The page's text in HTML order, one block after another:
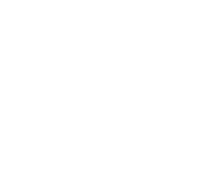
à un ami
page
question à l'auteur
votre photo de cette